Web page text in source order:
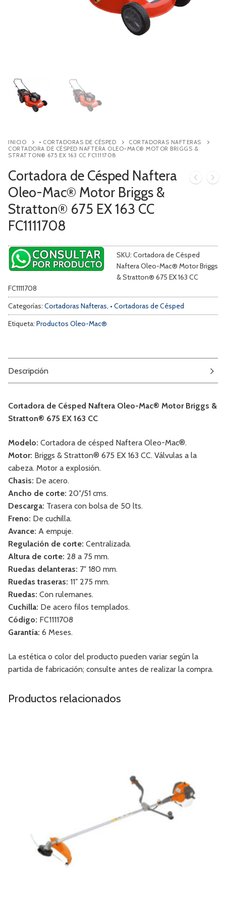
Contacto
INICIO • CORTADORAS DE CÉSPED
CORTADORAS NAFTERAS
CORTADORA DE CÉSPED NAFTERA OLEO-MAC® MOTOR BRIGGS &
STRATTON® 675 EX 163 CC FC1111708
Cortadora de Césped Naftera
Oleo-Mac® Motor Briggs &
Stratton® 675 EX 163 CC
FC1111708
SKU: Cortadora de Césped
Naftera Oleo-Mac® Motor Briggs
& Stratton® 675 EX 163 CC
FC1111708
Categorías: Cortadoras Nafteras, • Cortadoras de Césped
Etiqueta: Productos Oleo-Mac®
Descripción
Cortadora de Césped Naftera Oleo-Mac® Motor Briggs &
Stratton® 675 EX 163 CC
Modelo: Cortadora de césped Naftera Oleo-Mac®.
Motor: Briggs & Stratton® 675 EX 163 CC. Válvulas a la
cabeza. Motor a explosión.
Chasis: De acero.
Ancho de corte: 20″/51 cms.
Descarga: Trasera con bolsa de 50 lts.
Freno: De cuchilla.
Avance: A empuje.
Regulación de corte: Centralizada.
Altura de corte: 28 a 75 mm.
Ruedas delanteras: 7″ 180 mm.
Ruedas traseras: 11″ 275 mm.
Ruedas: Con rulemanes.
Cuchilla: De acero filos templados.
Código: FC1111708
Garantía: 6 Meses.
La estética o color del producto pueden variar según la
partida de fabricación; consulte antes de realizar la compra.
Productos relacionados